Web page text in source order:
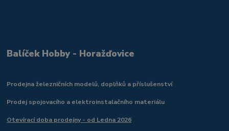
Balíček Hobby - Horažďovice
Prodejna železničních modelů, doplňků a příslušenství
Prodej spojovacího a elektroinstalačního materiálu
Otevírací doba prodejny - od Ledna 2026